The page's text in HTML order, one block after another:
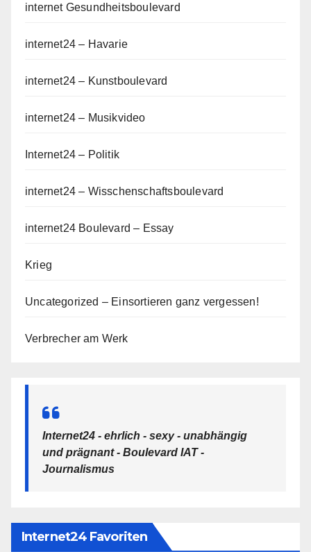
internet Gesundheitsboulevard
internet24 – Havarie
internet24 – Kunstboulevard
internet24 – Musikvideo
Internet24 – Politik
internet24 – Wisschenschaftsboulevard
internet24 Boulevard – Essay
Krieg
Uncategorized – Einsortieren ganz vergessen!
Verbrecher am Werk
Internet24 - ehrlich - sexy - unabhängig
und prägnant - Boulevard IAT -
Journalismus
Internet24 Favoriten